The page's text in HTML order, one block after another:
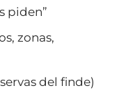
piden”
zonas,
del finde)